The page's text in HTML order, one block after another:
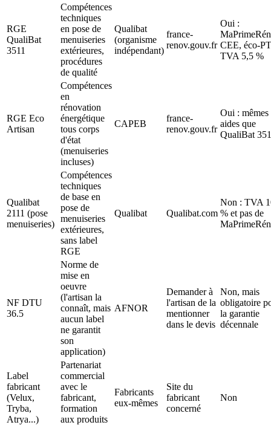
RGE
QualiBat
3511
Compétences
techniques
en pose de
menuiseries
extérieures,
procédures
de qualité
Qualibat
(organisme
indépendant)
france-
renov.gouv.fr
Oui :
CEE, éco-
TVA 5,5 %
RGE Eco
Artisan
Compétences
en
rénovation
énergétique
tous corps
d'état
(menuiseries
incluses)
CAPEB
france-
renov.gouv.fr
Oui : mêmes
aides que
QualiBat
Qualibat
2111 (pose
menuiseries)
Compétences
techniques
de base en
pose de
menuiseries
extérieures,
sans label
RGE
Qualibat Qualibat.com
Non : TVA
% et pas de
NF DTU
36.5
Norme de
mise en
oeuvre
(l'artisan la
connaît, mais
aucun label
ne garantit
son
application)
AFNOR
Demander à
l'artisan de la
mentionner
dans le devis
Non, mais
obligatoire
la garantie
décennale
Label
fabricant
(Velux,
Tryba,
Atrya...)
Partenariat
commercial
avec le
fabricant,
formation
aux produits
Fabricants
eux-mêmes
Site du
fabricant
concerné
Non